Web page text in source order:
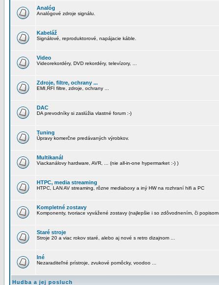
Analóg
Analógové zdroje signálu.
Kabeláž
Signálové, reproduktorové, napájacie káble.
Video
Videorekordéry, DVD rekordéry, televízory, ...
Zdroje, filtre, ochrany ...
EMI,RFI filtre, zdroje, ochrany ...
DAC
DA prevodníky si zaslúžia vlastné forum :-)
Tuning
Úpravy komerčne predávaných výrobkov.
Multikanál
Viackanálovy hardware, AVR, ... (nie all-in-one hypermarket :-) )
HTPC, media streaming
HTPC, LAN AV streaming, rôzne mediaboxy a iný HW na rozhraní hifi a PC
Kompletné zostavy
Komponenty, tvoriace vyvážené zostavy (najlepšie i so zdôvodnením, či
Staré stroje
Stroje 20 a viac rokov staré, alebo aj nové s retro dizajnom ...
Iné
Nezaraditeľné prístroje, zvukové pomôcky, voodoo ...
Hudba a jej posluch